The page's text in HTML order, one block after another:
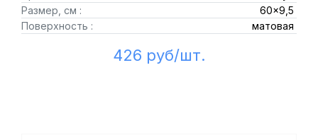
Размер, см :
60x9,5
Поверхность :
матовая
426 руб/шт.